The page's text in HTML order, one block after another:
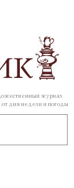
журнал
от дня недели и погоды